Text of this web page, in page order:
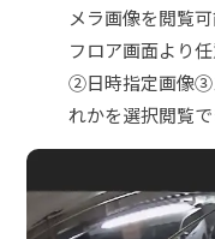
メラ画像を閲覧可
フロア画面より
②日時指定画像③
れかを選択閲覧で